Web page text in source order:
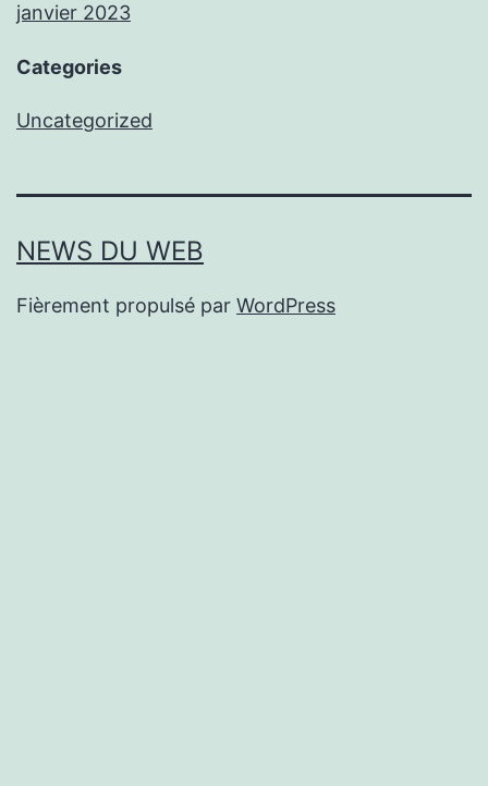
janvier 2023
Categories
Uncategorized
NEWS DU WEB
Fièrement propulsé par WordPress